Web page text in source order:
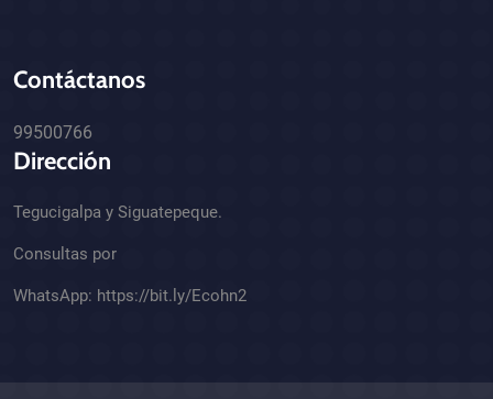
Contáctanos
99500766
Dirección
Tegucigalpa y Siguatepeque.
Consultas por
WhatsApp: https://bit.ly/Ecohn2